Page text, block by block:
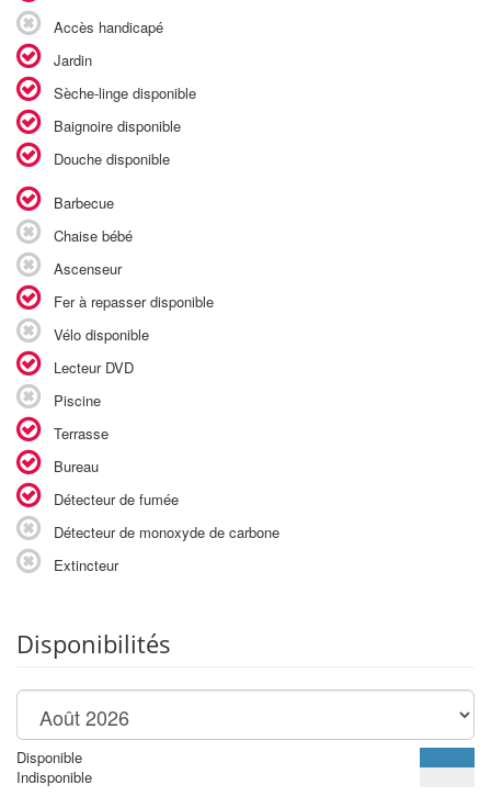
Accès handicapé
Jardin
Sèche-linge disponible
Baignoire disponible
Douche disponible
Barbecue
Chaise bébé
Ascenseur
Fer à repasser disponible
Vélo disponible
Lecteur DVD
Piscine
Terrasse
Bureau
Détecteur de fumée
Détecteur de monoxyde de carbone
Extincteur
Disponibilités
Disponible
Indisponible